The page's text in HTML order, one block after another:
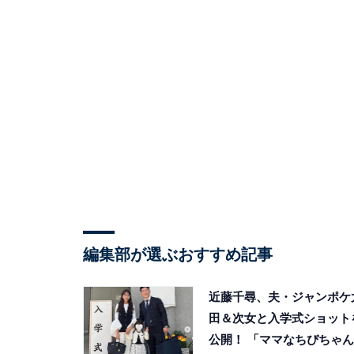
編集部が選ぶおすすめ記事
近藤千尋、夫・ジャンポケ
田＆次女と入学式ショット
公開！ 「ママなちぴちゃん